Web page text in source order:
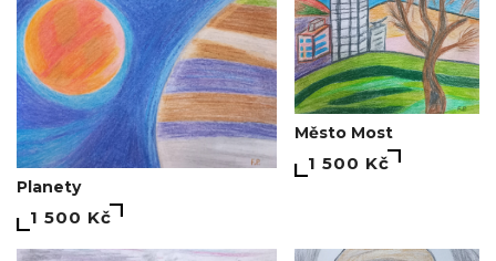
Planety
1 500 Kč
Město Most
1 500 Kč